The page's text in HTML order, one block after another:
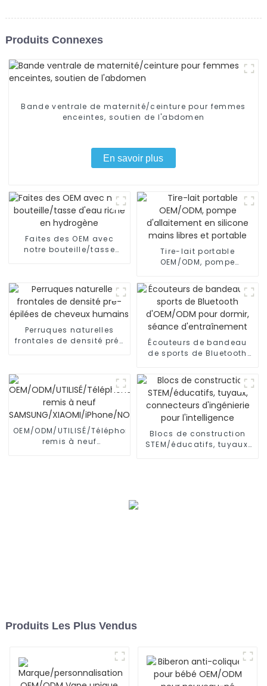
Produits Connexes
Bande ventrale de maternité/ceinture pour femmes
enceintes, soutien de l'abdomen
En savoir plus
Faites des OEM avec
notre bouteille/tasse
Tire-lait portable
OEM/ODM, pompe
mains libres et portable
Perruques naturelles
frontales de densité pré-
Écouteurs de bandeau
de sports de Bluetooth
séance d'entraînement
OEM/ODM/UTILISÉ/Téléphone
remis à neuf
Blocs de construction
STEM/éducatifs, tuyaux,
Produits Les Plus Vendus